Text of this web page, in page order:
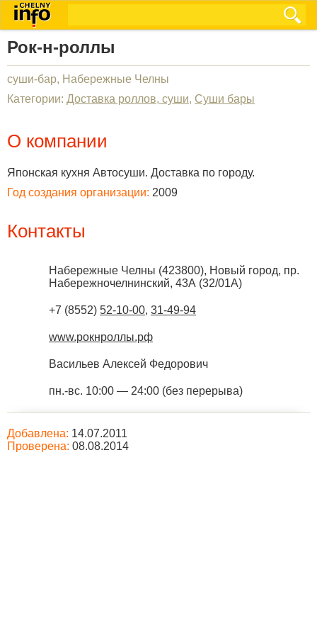
Рок-н-роллы
суши-бар, Набережные Челны
Категории: Доставка роллов, суши, Суши бары
О компании
Японская кухня Автосуши. Доставка по городу.
Год создания организации: 2009
Контакты
Набережные Челны (423800), Новый город, пр.
Набережночелнинский, 43А (32/01А)
+7 (8552) 52-10-00, 31-49-94
www.рокнроллы.рф
Васильев Алексей Федорович
пн.-вс. 10:00 — 24:00 (без перерыва)
Добавлена: 14.07.2011
Проверена: 08.08.2014